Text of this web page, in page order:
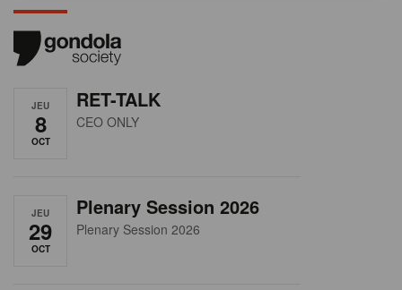
JEU
8
OCT
RET-TALK
CEO ONLY
JEU
29
OCT
Plenary Session 2026
Plenary Session 2026